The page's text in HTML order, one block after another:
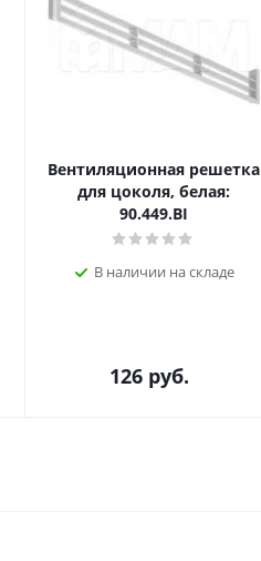
Вентиляционная решетка
для цоколя, белая:
90.449.BI
В наличии на складе
126 руб.